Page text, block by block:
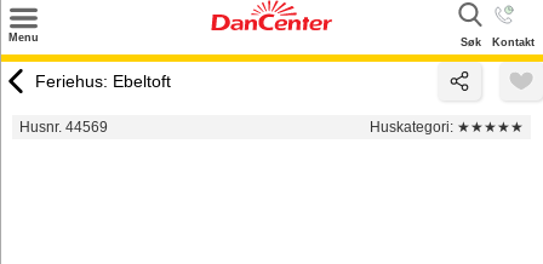
Menu Kontakt
Søk
Tilbud
Feriehus: Ebeltoft
Husnr. 44569 Huskategori: ★★★★★